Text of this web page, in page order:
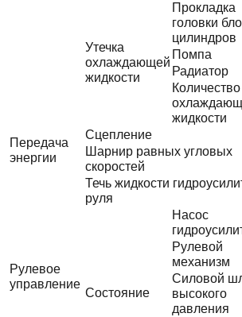
Утечка
охлаждающей
жидкости
Прокладка
головки
цилиндров
Помпа
Радиатор
Количество
жидкости
Передача
энергии
Сцепление
Шарнир равных угловых
скоростей
Рулевое
управление
Течь жидкости
руля
Состояние
Насос
Рулевой
механизм
Силовой
высокого
давления